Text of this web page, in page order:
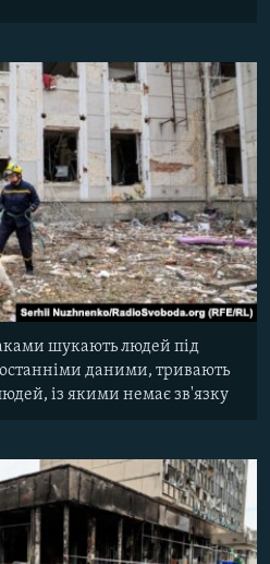
шукають людей під
останніми даними, тривають
із якими немає зв'язку